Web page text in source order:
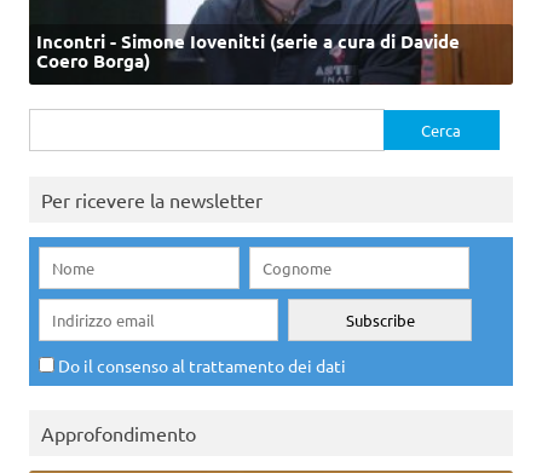
Incontri - Simone Iovenitti (serie a cura di Davide
Coero Borga)
per:
Per ricevere la newsletter
Do il consenso al trattamento dei dati
Approfondimento